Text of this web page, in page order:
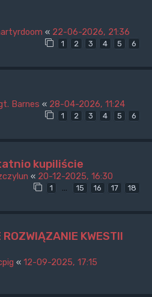
« 22-06-2026, 21:36
1 2 3 4 5 6
Barnes « 28-04-2026, 11:24
1 2 3 4 5 6
kupiliście
« 20-12-2025, 16:30
1 … 15 16 17 18
KWESTII
« 12-09-2025, 17:15